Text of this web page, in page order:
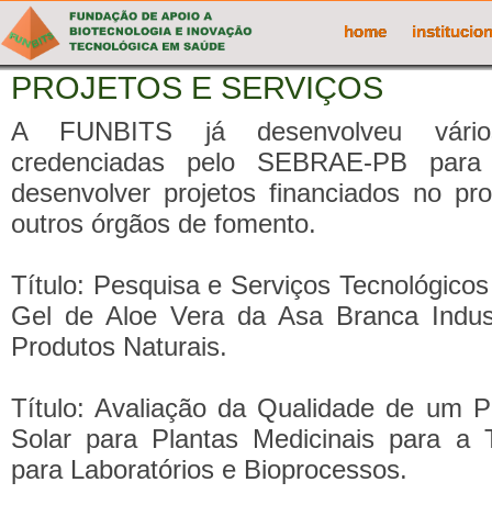
home
PROJETOS E SERVIÇOS
A FUNBITS já desenvolveu
credenciadas pelo SEBRAE-PB
desenvolver projetos financiados no
outros órgãos de fomento.
Título: Pesquisa e Serviços
Gel de Aloe Vera da Asa Branca
Produtos Naturais.
Título: Avaliação da Qualidade de um
Solar para Plantas Medicinais para a
para Laboratórios e Bioprocessos.